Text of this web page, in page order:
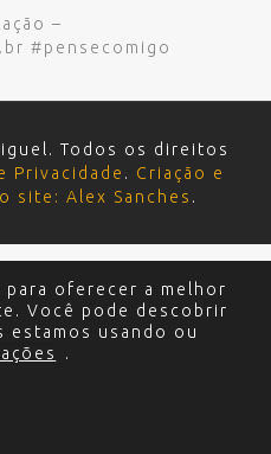
–
#pensecomigo
Todos os direitos
Privacidade . Criação e
site: Alex Sanches .
para oferecer a melhor
Você pode descobrir
estamos usando ou
.
Banner